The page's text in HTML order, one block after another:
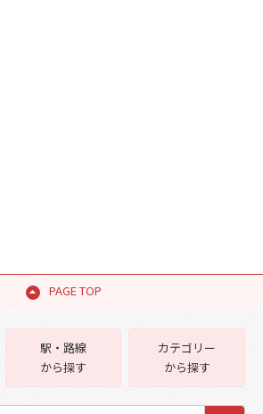
PAGE TOP
駅・路線
から探す
カテゴリー
から探す